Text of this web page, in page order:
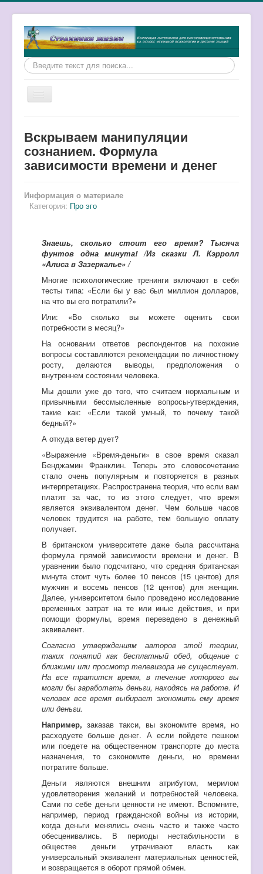
Искать...
Включить/
Об осознанности
Люди как они есть
Земляне
Сон и реальность
Отзывы и результаты
Вскрываем манипуляции
сознанием. Формула
зависимости времени и денег
Информация о материале
Категория: Про эго
Знаешь, сколько стоит его время? Тысяча
фунтов одна минута! /Из сказки Л. Кэрролл
«Алиса в Зазеркалье» /
Многие психологические тренинги включают в себя
тесты типа: «Если бы у вас был миллион долларов,
на что вы его потратили?»
Или: «Во сколько вы можете оценить свои
потребности в месяц?»
На основании ответов респондентов на похожие
вопросы составляются рекомендации по личностному
росту, делаются выводы, предположения о
внутреннем состоянии человека.
Мы дошли уже до того, что считаем нормальным и
привычными бессмысленные вопросы-утверждения,
такие как: «Если такой умный, то почему такой
бедный?»
А откуда ветер дует?
«Выражение «Время-деньги» в свое время сказал
Бенджамин Франклин. Теперь это словосочетание
стало очень популярным и повторяется в разных
интерпретациях. Распространена теория, что если вам
платят за час, то из этого следует, что время
является эквивалентом денег. Чем больше часов
человек трудится на работе, тем большую оплату
получает.
В британском университете даже была рассчитана
формула прямой зависимости времени и денег. В
уравнении было подсчитано, что средняя британская
минута стоит чуть более 10 пенсов (15 центов) для
мужчин и восемь пенсов (12 центов) для женщин.
Далее, университетом было проведено исследование
временных затрат на те или иные действия, и при
помощи формулы, время переведено в денежный
эквивалент.
Согласно утверждениям авторов этой теории,
таких понятий как бесплатный обед, общение с
близкими или просмотр телевизора не существует.
На все тратится время, в течение которого вы
могли бы заработать деньги, находясь на работе. И
человек все время выбирает экономить ему время
или деньги.
Например, заказав такси, вы экономите время, но
расходуете больше денег. А если пойдете пешком
или поедете на общественном транспорте до места
назначения, то сэкономите деньги, но времени
потратите больше.
Деньги являются внешним атрибутом, мерилом
удовлетворения желаний и потребностей человека.
Сами по себе деньги ценности не имеют. Вспомните,
например, период гражданской войны из истории,
когда деньги менялись очень часто и также часто
обесценивались. В периоды нестабильности в
обществе деньги утрачивают власть как
универсальный эквивалент материальных ценностей,
и возвращается в оборот прямой обмен.